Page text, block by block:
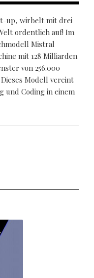
up, wirbelt mit drei
ordentlich auf! Im
Mistral
mit 128 Milliarden
von 256.000
Modell vereint
und Coding in einem